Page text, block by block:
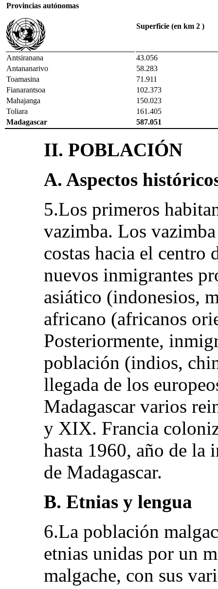
Provincias autónomas
Superficie (en km 2 )
Antsiranana
43.056
Antananarivo
58.283
Toamasina
71.911
Fianarantsoa
102.373
Mahajanga
150.023
Toliara
161.405
Madagascar
587.051
II. POBLACIÓN
A. Aspectos
5.Los primeros
vazimba. Los
costas hacia el centro
nuevos inmigrantes
asiático (indonesios,
africano (africanos
Posteriormente,
población (indios,
llegada de los
Madagascar varios
y XIX. Francia
hasta 1960, año de la
de Madagascar.
B. Etnias y lengua
6.La población
etnias unidas por un
malgache, con sus